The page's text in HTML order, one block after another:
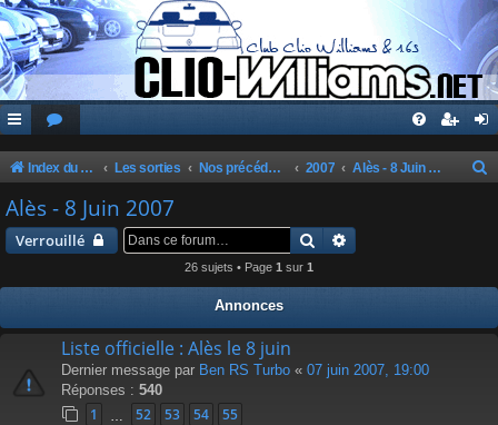
Index du forum Les sorties Nos précédentes sorties 2007 Alès - 8 Juin 2007
Alès - 8 Juin 2007
Verrouillé Rechercher
26 sujets • Page 1 sur 1
Annonces
Liste officielle : Alès le 8 juin
Dernier message par Ben RS Turbo « 07 juin 2007, 19:00
Réponses : 540
1 52 53 54 55